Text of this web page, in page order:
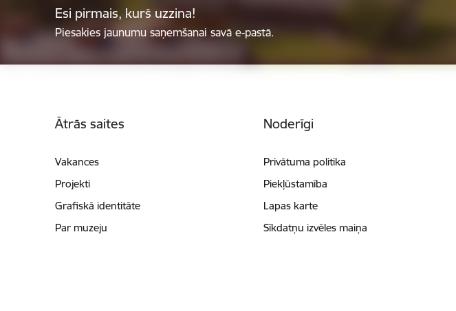
Esi pirmais, kurš uzzina!
Piesakies jaunumu saņemšanai savā e-pastā.
Ātrās saites
Vakances
Projekti
Grafiskā identitāte
Par muzeju
Noderīgi
Privātuma politika
Piekļūstamība
Lapas karte
Sīkdatņu izvēles maiņa